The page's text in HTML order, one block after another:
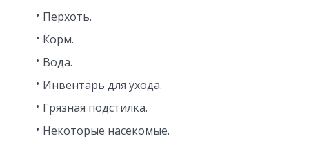
Перхоть.
Корм.
Вода.
Инвентарь для ухода.
Грязная подстилка.
Некоторые насекомые.